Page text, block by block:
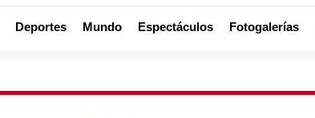
Deportes Mundo Espectáculos Fotogalerías